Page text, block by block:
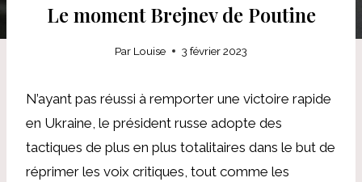
Le moment Brejnev de Poutine
Par Louise 3 février 2023
N’ayant pas réussi à remporter une victoire rapide
en Ukraine, le président russe adopte des
tactiques de plus en plus totalitaires dans le but de
réprimer les voix critiques, tout comme les